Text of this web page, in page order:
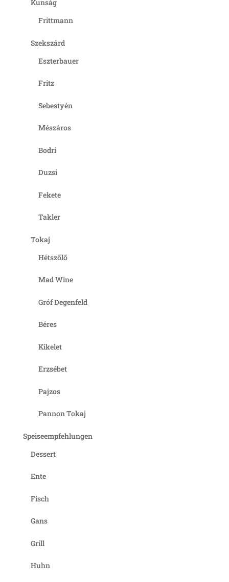
Kunság
Frittmann
Szekszárd
Eszterbauer
Fritz
Sebestyén
Mészáros
Bodri
Duzsi
Fekete
Takler
Tokaj
Hétszőlő
Mad Wine
Gróf Degenfeld
Béres
Kikelet
Erzsébet
Pajzos
Pannon Tokaj
Speiseempfehlungen
Dessert
Ente
Fisch
Gans
Grill
Huhn